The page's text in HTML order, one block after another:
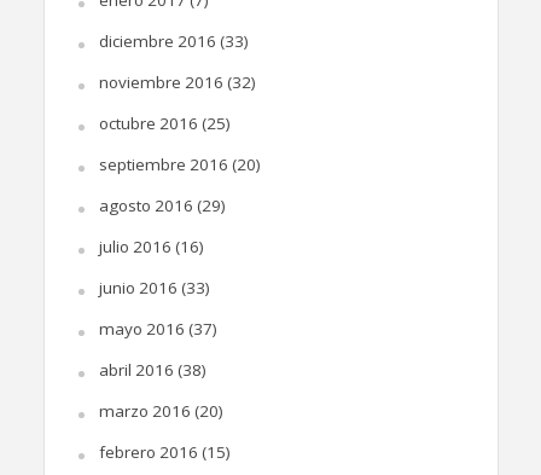
diciembre 2016 (33)
noviembre 2016 (32)
octubre 2016 (25)
septiembre 2016 (20)
agosto 2016 (29)
julio 2016 (16)
junio 2016 (33)
mayo 2016 (37)
abril 2016 (38)
marzo 2016 (20)
febrero 2016 (15)